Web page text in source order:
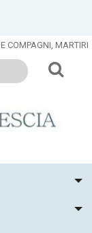
COMPAGNI, MARTIRI